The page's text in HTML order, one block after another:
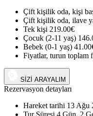
Çift kişilik oda, kişi
Çift kişilik oda, ilave
Tek kişi 219.00€
Çocuk (2-11 yaş)
Bebek (0-1 yaş)
Fiyatlar, turun toplam
SİZİ ARAYALIM
Rezervasyon detayları
Hareket tarihi 13 Ağu